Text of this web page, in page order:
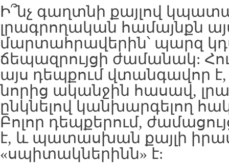
Ի՞նչ գաղտնի քայլով
լրագրողական համայնքն
մարտահրավերին՝ պարզ
ճեպազրույցի ժամանակ:
այս դեպքում վտանգավոր է,
նորից ականջին հասավ,
ընկնելով կանխարգելող
Բոլոր դեպքերում,
է, և պատասխան քայլի
«սպիտակներինն» է: